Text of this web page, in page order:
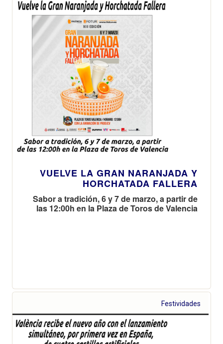
VUELVE LA GRAN NARANJADA Y
HORCHATADA FALLERA
Sabor a tradición, 6 y 7 de marzo, a partir de
las 12:00h en la Plaza de Toros de Valencia
Festividades